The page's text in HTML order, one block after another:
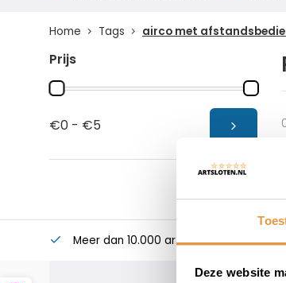
Deze website
Home Tags airco met
Prijs
€0 - €5
Meer dan 10.000 artikelen Alles